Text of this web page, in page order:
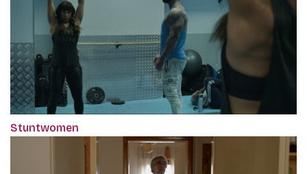
Stuntwomen